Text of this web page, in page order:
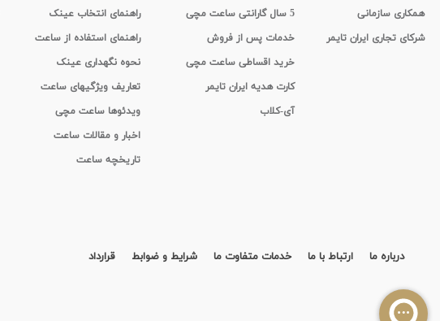
همکاری سازمانی
شرکای تجاری ایران تایمر
5 سال گارانتی ساعت مچی
خدمات پس از فروش
خرید اقساطی ساعت مچی
کارت هدیه ایران تایمر
آی-کلاب
راهنمای انتخاب عینک
راهنمای استفاده از ساعت
نحوه نگهداری عینک
تعاریف ویژگیهای ساعت
ویدئوها ساعت مچی
اخبار و مقالات ساعت
تاریخچه ساعت
درباره ما ارتباط با ما خدمات متفاوت ما شرایط و ضوابط قرارداد